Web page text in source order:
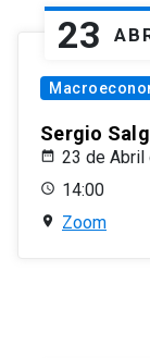
23
Sergio
23 de Abril
14:00
Zoom